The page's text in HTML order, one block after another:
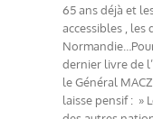
65 ans déjà et
accessibles ,
dernier livre de
le Général
laisse pensif : »